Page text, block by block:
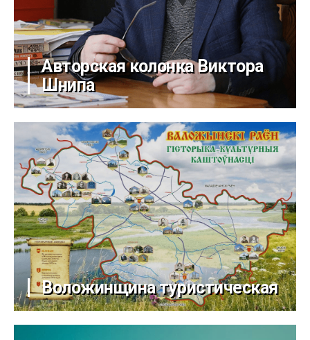
Авторская колонка Виктора
Шнипа
Воложинщина туристическая